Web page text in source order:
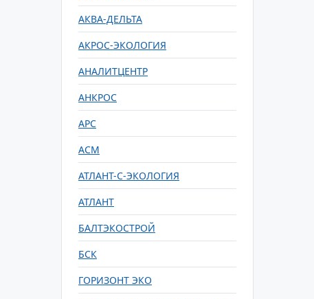
АКВА-ДЕЛЬТА
АКРОС-ЭКОЛОГИЯ
АНАЛИТЦЕНТР
АНКРОС
АРС
АСМ
АТЛАНТ-С-ЭКОЛОГИЯ
АТЛАНТ
БАЛТЭКОСТРОЙ
БСК
ГОРИЗОНТ ЭКО